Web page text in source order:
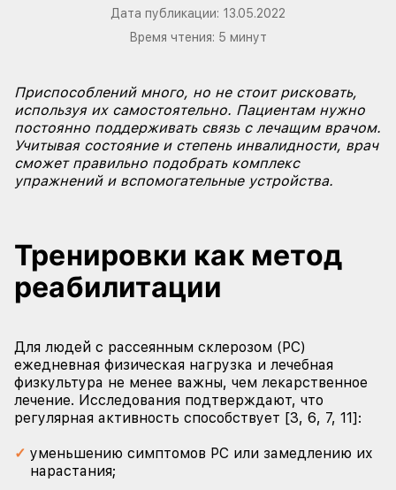
Дата публикации: 13.05.2022
Время чтения: 5 минут
Приспособлений много, но не стоит рисковать,
используя их самостоятельно. Пациентам нужно
постоянно поддерживать связь с лечащим врачом.
Учитывая состояние и степень инвалидности, врач
сможет правильно подобрать комплекс
упражнений и вспомогательные устройства.
Тренировки как метод
реабилитации
Для людей с рассеянным склерозом (РС)
ежедневная физическая нагрузка и лечебная
физкультура не менее важны, чем лекарственное
лечение. Исследования подтверждают, что
регулярная активность способствует [3, 6, 7, 11]:
уменьшению симптомов РС или замедлению их
нарастания;